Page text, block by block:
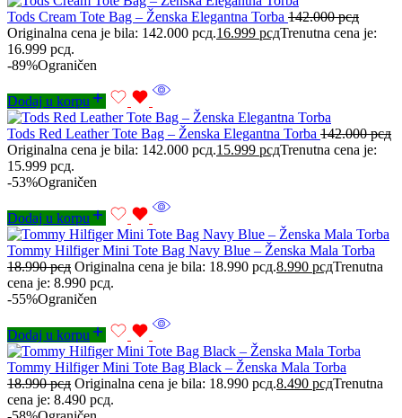
Tods Cream Tote Bag – Ženska Elegantna Torba 142.000рсд
Originalna cena je bila: 142.000 рсд.16.999 рсдTrenutna cena je:
16.999 рсд.
-89%Ograničen
Dodaj u korpu
Tods Red Leather Tote Bag – Ženska Elegantna Torba 142.000рсд
Originalna cena je bila: 142.000 рсд.15.999 рсдTrenutna cena je:
15.999 рсд.
-53%Ograničen
Dodaj u korpu
Tommy Hilfiger Mini Tote Bag Navy Blue – Ženska Mala Torba
18.990рсд Originalna cena je bila: 18.990 рсд.8.990 рсдTrenutna
cena je: 8.990 рсд.
-55%Ograničen
Dodaj u korpu
Tommy Hilfiger Mini Tote Bag Black – Ženska Mala Torba
18.990рсд Originalna cena je bila: 18.990 рсд.8.490 рсдTrenutna
cena je: 8.490 рсд.